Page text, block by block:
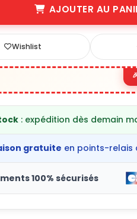
AJOUTER AU
Wishlist
: expédition dès demain
gratuite en points-relais
100% sécurisés